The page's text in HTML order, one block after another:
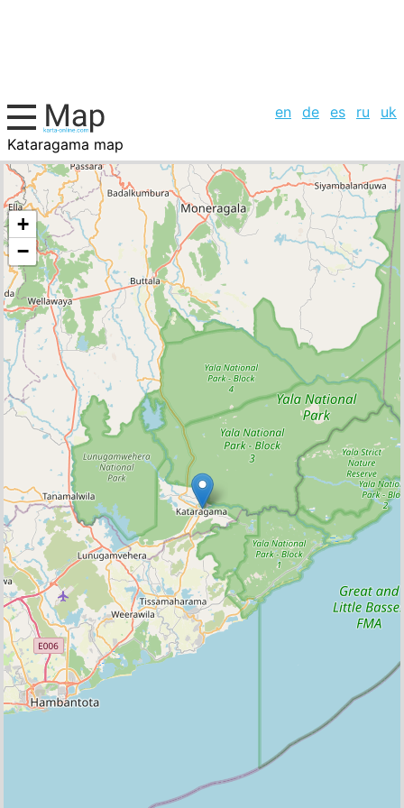
en de es ru
uk
Kataragama map
Sri Lanka, cities list
+
−